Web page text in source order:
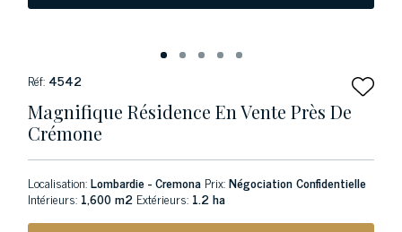
Réf: 4542
Magnifique Résidence En Vente Près De
Crémone
Localisation:Lombardie - Cremona Prix:Négociation Confidentielle
Intérieurs: 1,600 m2 Extérieurs: 1.2 ha